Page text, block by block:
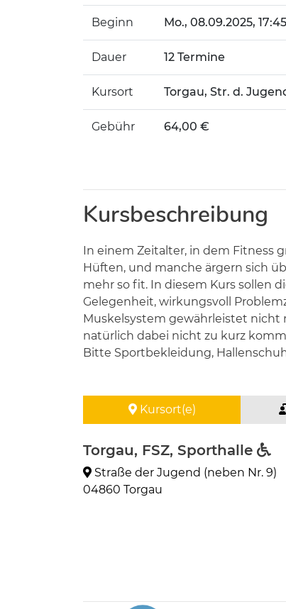
Beginn Mo., 08.09.2025,
Dauer 12 Termine
Kursort Torgau, Str. d.
Gebühr 64,00 €
Kursbeschreibung
In einem Zeitalter, in dem Fitness
Hüften, und manche ärgern sich
mehr so fit. In diesem Kurs sollen
Gelegenheit, wirkungsvoll
Muskelsystem gewährleistet nicht
natürlich dabei nicht zu kurz
Bitte Sportbekleidung,
Kursort(e)
Torgau, FSZ, Sporthalle
Straße der Jugend (neben Nr. 9)
04860 Torgau